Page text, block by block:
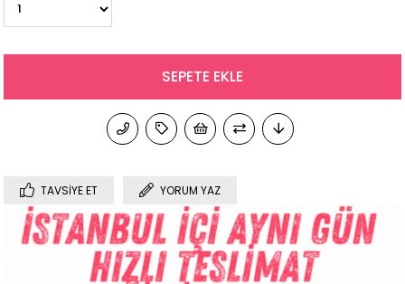
TAVSIYE ET YORUM YAZ